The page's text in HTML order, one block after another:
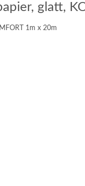
glatt,